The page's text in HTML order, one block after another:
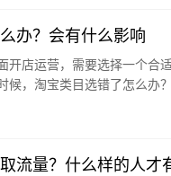
办？会有什么影响
开店运营，需要选择一个合
候，淘宝类目选错了怎么办
流量？什么样的人才